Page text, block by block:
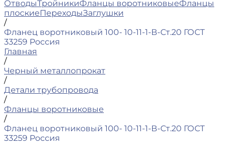
ОтводыТройникиФланцы воротниковыеФланцы
плоскиеПереходыЗаглушки
/
Фланец воротниковый 100- 10-11-1-В-Ст.20 ГОСТ
33259 Россия
Главная
/
Черный металлопрокат
/
Детали трубопровода
/
Фланцы воротниковые
/
Фланец воротниковый 100- 10-11-1-В-Ст.20 ГОСТ
33259 Россия